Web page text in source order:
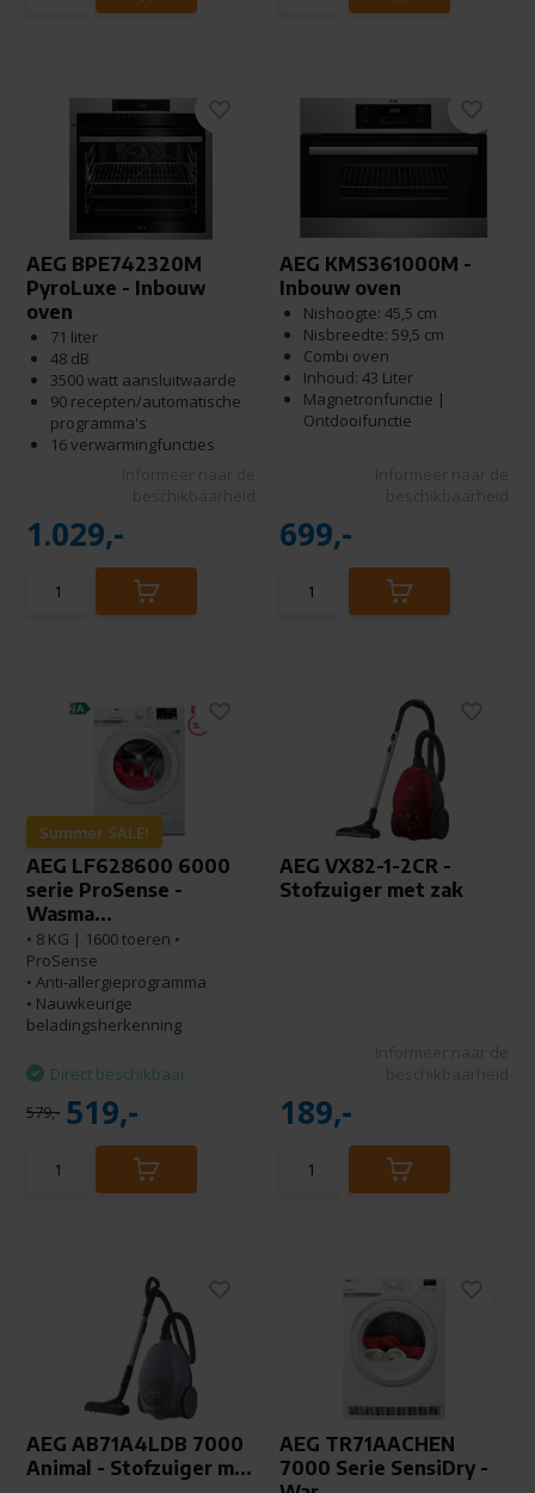
AEG BPE742320M
PyroLuxe - Inbouw
oven
71 liter
48 dB
3500 watt aansluitwaarde
90 recepten/automatische
programma's
16 verwarmingfuncties
1.029,-
AEG KMS361000M -
Inbouw oven
Nishoogte: 45,5 cm
Nisbreedte: 59,5 cm
Combi oven
Inhoud: 43 Liter
Magnetronfunctie |
Ontdooifunctie
699,-
Summer SALE!
AEG LF628600 6000
serie ProSense -
Wasma...
• 8 KG | 1600 toeren •
ProSense
• Anti-allergieprogramma
• Nauwkeurige
beladingsherkenning
Direct beschikbaar
579,- 519,-
AEG VX82-1-2CR -
Stofzuiger met zak
189,-
AEG AB71A4LDB 7000
Animal - Stofzuiger m...
AEG TR71AACHEN
7000 Serie SensiDry -